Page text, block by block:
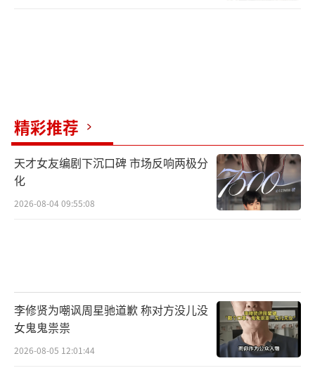
精彩推荐
天才女友编剧下沉口碑 市场反响两极分
化
2026-08-04 09:55:08
李修贤为嘲讽周星驰道歉 称对方没儿没
女鬼鬼祟祟
2026-08-05 12:01:44